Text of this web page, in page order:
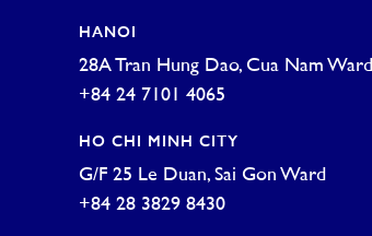
HANOI
28A Tran Hung Dao, Cua Nam Ward
+84 24 7101 4065
HO CHI MINH CITY
G/F 25 Le Duan, Sai Gon Ward
+84 28 3829 8430